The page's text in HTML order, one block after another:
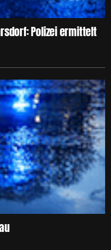
Polizei ermittelt